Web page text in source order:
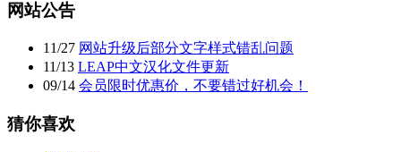
网站公告
11/27 网站升级后部分文字样式错乱问题
11/13 LEAP中文汉化文件更新
09/14 会员限时优惠价，不要错过好机会！
猜你喜欢